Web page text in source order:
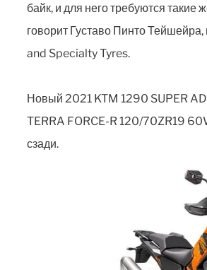
байк, и для него требуются
говорит Густаво Пинто
and Specialty Tyres.
Новый 2021 KTM 1290 SUPER
TERRA FORCE-R 120/70ZR19
сзади.